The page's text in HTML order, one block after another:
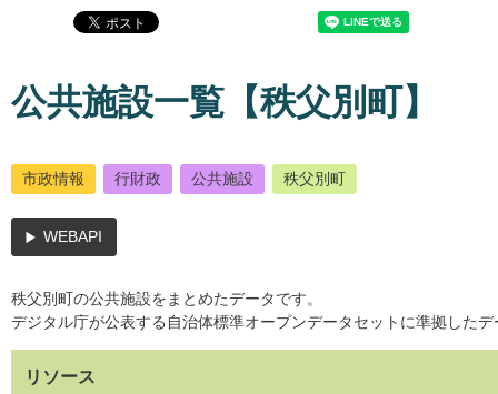
公共施設一覧【秩父別町】
市政情報 行財政 公共施設 秩父別町
WEBAPI
秩父別町の公共施設をまとめたデータです。
デジタル庁が公表する自治体標準オープンデータセットに準拠した
リソース